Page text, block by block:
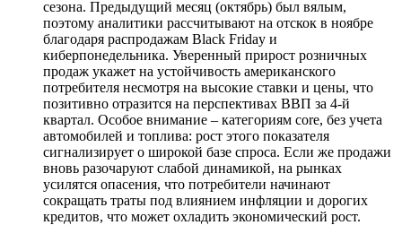
сезона. Предыдущий месяц (октябрь) был вялым,
поэтому аналитики рассчитывают на отскок в ноябре
благодаря распродажам Black Friday и
киберпонедельника. Уверенный прирост розничных
продаж укажет на устойчивость американского
потребителя несмотря на высокие ставки и цены, что
позитивно отразится на перспективах ВВП за 4-й
квартал. Особое внимание – категориям core, без учета
автомобилей и топлива: рост этого показателя
сигнализирует о широкой базе спроса. Если же продажи
вновь разочаруют слабой динамикой, на рынках
усилятся опасения, что потребители начинают
сокращать траты под влиянием инфляции и дорогих
кредитов, что может охладить экономический рост.